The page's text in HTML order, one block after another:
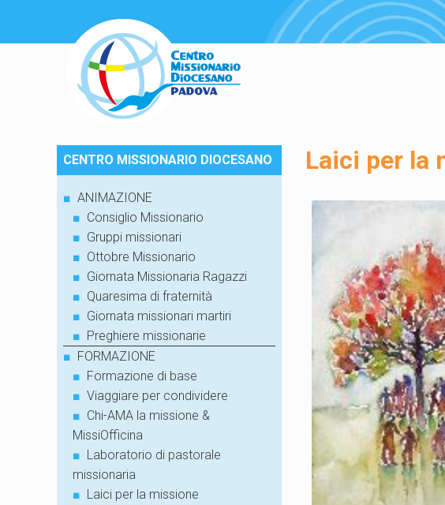
S
k
i
n
e
Laici per la
CENTRO MISSIONARIO DIOCESANO
■ ANIMAZIONE
■ Consiglio Missionario
■ Gruppi missionari
■ Ottobre Missionario
■ Giornata Missionaria Ragazzi
■ Quaresima di fraternità
■ Giornata missionari martiri
■ Preghiere missionarie
■ FORMAZIONE
■ Formazione di base
■ Viaggiare per condividere
■ Chi-AMA la missione &
MissiOfficina
■ Laboratorio di pastorale
missionaria
■ Laici per la missione